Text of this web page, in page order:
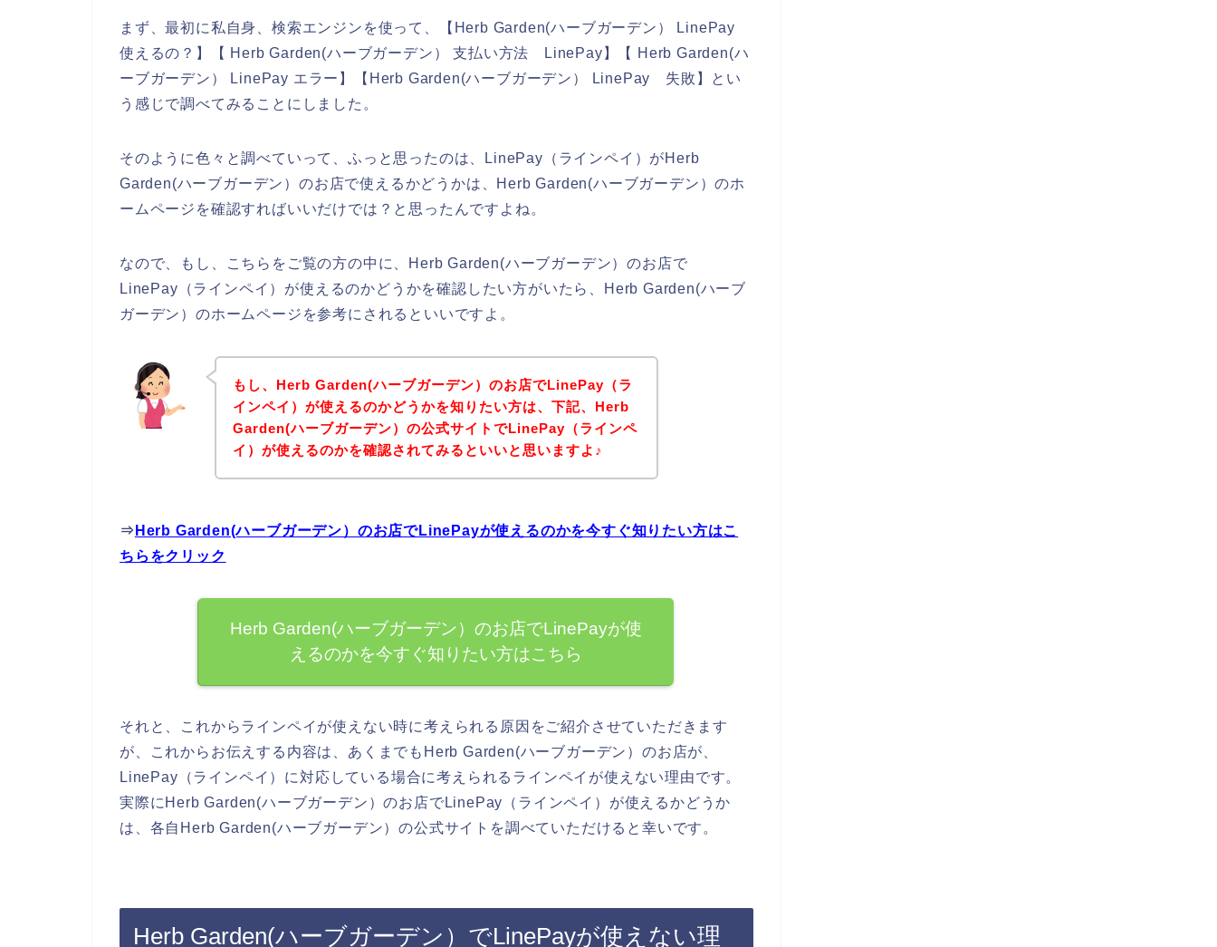
まず、最初に私自身、検索エンジンを使って、【Herb Garden(ハーブガーデン） LinePay
使えるの？】【 Herb Garden(ハーブガーデン） 支払い方法 LinePay】【 Herb Garden(ハ
ーブガーデン） LinePay エラー】【Herb Garden(ハーブガーデン） LinePay 失敗】とい
う感じで調べてみることにしました。
そのように色々と調べていって、ふっと思ったのは、LinePay（ラインペイ）がHerb
Garden(ハーブガーデン）のお店で使えるかどうかは、Herb Garden(ハーブガーデン）のホ
ームページを確認すればいいだけでは？と思ったんですよね。
なので、もし、こちらをご覧の方の中に、Herb Garden(ハーブガーデン）のお店で
LinePay（ラインペイ）が使えるのかどうかを確認したい方がいたら、Herb Garden(ハーブ
ガーデン）のホームページを参考にされるといいですよ。
もし、Herb Garden(ハーブガーデン）のお店でLinePay（ラ
インペイ）が使えるのかどうかを知りたい方は、下記、Herb
Garden(ハーブガーデン）の公式サイトでLinePay（ラインペ
イ）が使えるのかを確認されてみるといいと思いますよ♪
⇒ Herb Garden(ハーブガーデン）のお店でLinePayが使えるのかを今すぐ知りたい方はこ
ちらをクリック
Herb Garden(ハーブガーデン）のお店でLinePayが使
えるのかを今すぐ知りたい方はこちら
それと、これからラインペイが使えない時に考えられる原因をご紹介させていただきます
が、これからお伝えする内容は、あくまでもHerb Garden(ハーブガーデン）のお店が、
LinePay（ラインペイ）に対応している場合に考えられるラインペイが使えない理由です。
実際にHerb Garden(ハーブガーデン）のお店でLinePay（ラインペイ）が使えるかどうか
は、各自Herb Garden(ハーブガーデン）の公式サイトを調べていただけると幸いです。
Herb Garden(ハーブガーデン）でLinePayが使えない理